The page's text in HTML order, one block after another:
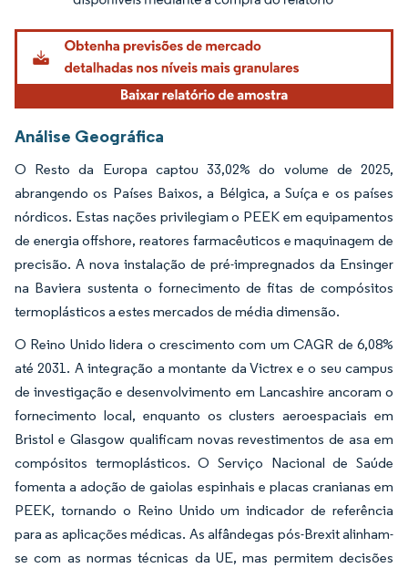
Análise Geográfica
O Resto da Europa captou 33,02% do volume de 2025,
abrangendo os Países Baixos, a Bélgica, a Suíça e os países
nórdicos. Estas nações privilegiam o PEEK em equipamentos
de energia offshore, reatores farmacêuticos e maquinagem de
precisão. A nova instalação de pré-impregnados da Ensinger
na Baviera sustenta o fornecimento de fitas de compósitos
termoplásticos a estes mercados de média dimensão.
O Reino Unido lidera o crescimento com um CAGR de 6,08%
até 2031. A integração a montante da Victrex e o seu campus
de investigação e desenvolvimento em Lancashire ancoram o
fornecimento local, enquanto os clusters aeroespaciais em
Bristol e Glasgow qualificam novas revestimentos de asa em
compósitos termoplásticos. O Serviço Nacional de Saúde
fomenta a adoção de gaiolas espinhais e placas cranianas em
PEEK, tornando o Reino Unido um indicador de referência
para as aplicações médicas. As alfândegas pós-Brexit alinham-
se com as normas técnicas da UE, mas permitem decisões